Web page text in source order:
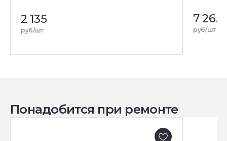
2 135
руб/шт
7 265
руб/шт
Понадобится при ремонте